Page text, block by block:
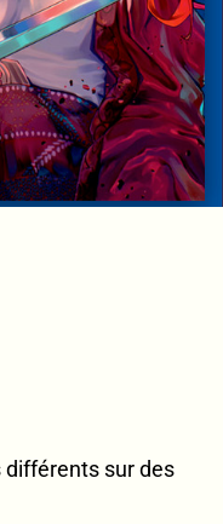
différents sur des